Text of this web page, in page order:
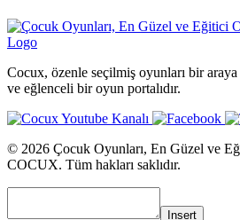
Cocux, özenle seçilmiş oyunları bir
ve eğlenceli bir oyun portalıdır.
© 2026 Çocuk Oyunları, En Güzel ve
COCUX. Tüm hakları saklıdır.
Insert